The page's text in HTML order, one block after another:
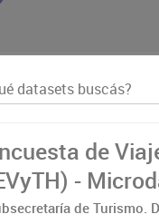
de
-
de Turismo.